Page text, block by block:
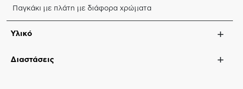
Παγκάκι με πλάτη με διάφορα χρώματα
Υλικό
Διαστάσεις